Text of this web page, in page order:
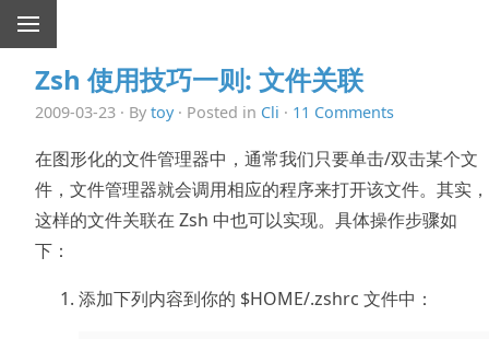
Zsh 使用技巧一则: 文件关联
2009-03-23 · By toy· Posted in Cli · 11 Comments
在图形化的文件管理器中，通常我们只要单击/双击某个文
件，文件管理器就会调用相应的程序来打开该文件。其实，
这样的文件关联在 Zsh 中也可以实现。具体操作步骤如
下：
添加下列内容到你的 $HOME/.zshrc 文件中：